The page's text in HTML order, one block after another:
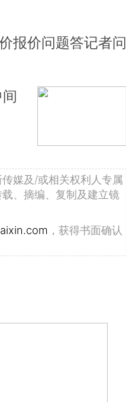
报价问题答记者问
媒及/或相关权利人专属
、摘编、复制及建立镜
，获得书面确认